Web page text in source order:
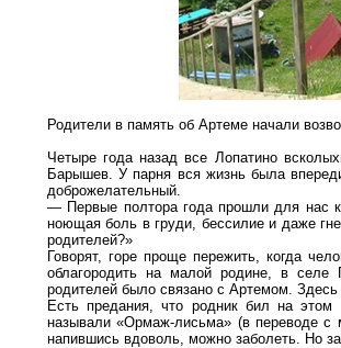
Родители в память об Артеме начали
Четыре года назад все Лопатино
Барышев. У парня вся жизнь была
доброжелательный.
— Первые полтора года прошли для нас
ноющая боль в груди, бессилие и даже
родителей?»
Говорят, горе проще пережить, когда
облагородить на малой родине, в селе
родителей было связано с Артемом.
Есть предания, что родник бил наэтом
называли «Ормаж-лисьма» (в переводе с
напившись вдоволь, можно заболеть. Но